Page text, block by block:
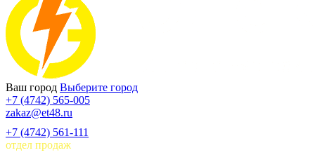
Ваш город Выберите город
+7 (4742) 565-005
zakaz@et48.ru
+7 (4742) 561-111
отдел продаж